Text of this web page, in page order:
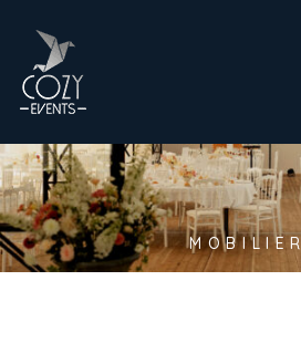
M OBILIER